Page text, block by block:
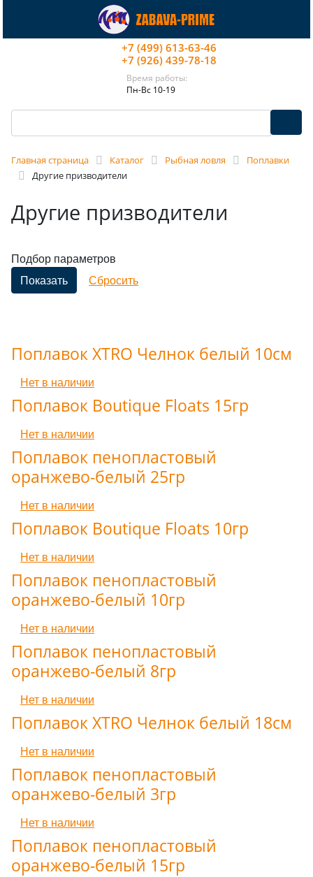
+7 (499) 613-63-46
+7 (926) 439-78-18
Время работы:
Пн-Вс 10-19
Главная страница Каталог Рыбная ловля
Поплавки
Другие призводители
Другие призводители
Подбор параметров
Поплавок XTRO Челнок белый 10см
Нет в наличии
Поплавок Boutique Floats 15гр
Нет в наличии
Поплавок пенопластовый
оранжево-белый 25гр
Нет в наличии
Поплавок Boutique Floats 10гр
Нет в наличии
Поплавок пенопластовый
оранжево-белый 10гр
Нет в наличии
Поплавок пенопластовый
оранжево-белый 8гр
Нет в наличии
Поплавок XTRO Челнок белый 18см
Нет в наличии
Поплавок пенопластовый
оранжево-белый 3гр
Нет в наличии
Поплавок пенопластовый
оранжево-белый 15гр